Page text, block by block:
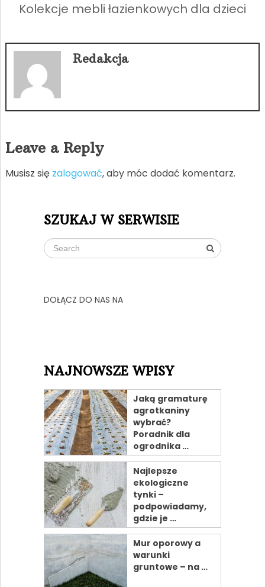
Kolekcje mebli łazienkowych dla dzieci
Redakcja
Leave a Reply
Musisz się zalogować, aby móc dodać komentarz.
SZUKAJ W SERWISIE
DOŁĄCZ DO NAS NA
NAJNOWSZE WPISY
Jaką gramaturę
agrotkaniny
wybrać?
Poradnik dla
ogrodnika …
Najlepsze
ekologiczne
tynki –
podpowiadamy,
gdzie je …
Mur oporowy a
warunki
gruntowe – na …